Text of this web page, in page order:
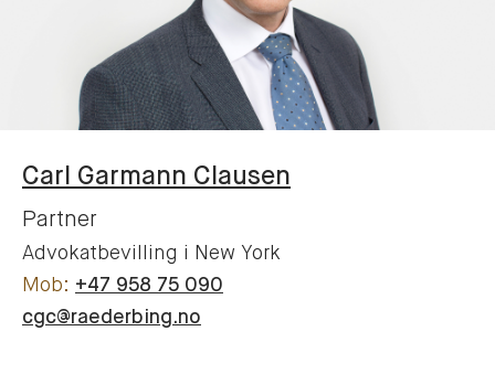
Carl Garmann Clausen
Partner
Advokatbevilling i New York
+47 958 75 090
cgc@raederbing.no